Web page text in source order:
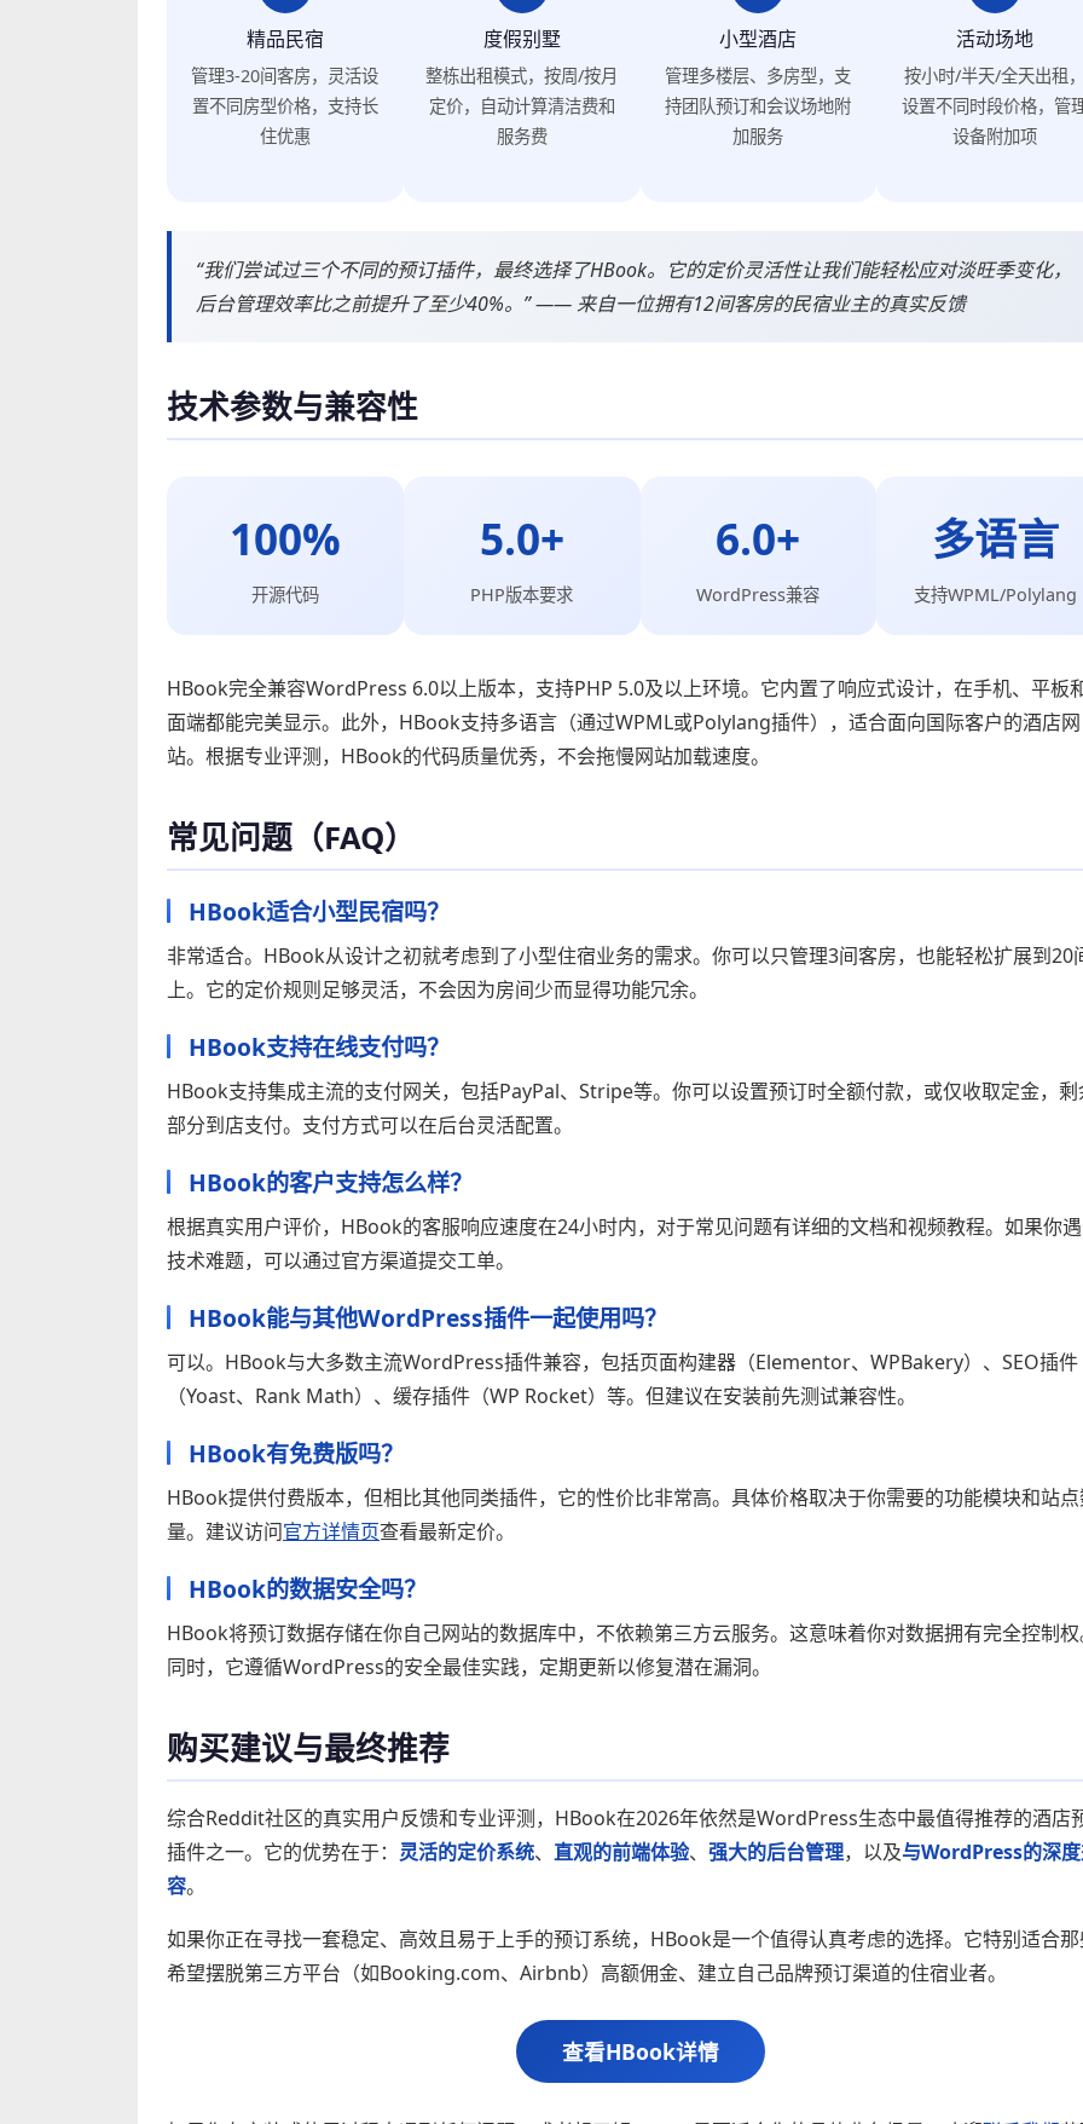
精品民宿
管理3-20间客房，灵活设
置不同房型价格，支持长
住优惠
度假别墅
整栋出租模式，按周/按月
定价，自动计算清洁费和
服务费
小型酒店
管理多楼层、多房型，支
持团队预订和会议场地附
加服务
活动场地
按小时/半天/全天出租，
设置不同时段价格，管
设备附加项
“我们尝试过三个不同的预订插件，最终选择了HBook。它的定价灵活性让我们能轻松应对淡旺季变化，
后台管理效率比之前提升了至少40%。” —— 来自一位拥有12间客房的民宿业主的真实反馈
技术参数与兼容性
100%
开源代码
5.0+
PHP版本要求
6.0+
WordPress兼容
多语言
支持WPML/Polylang
HBook完全兼容WordPress 6.0以上版本，支持PHP 5.0及以上环境。它内置了响应式设计，在手机、平板
面端都能完美显示。此外，HBook支持多语言（通过WPML或Polylang插件），适合面向国际客户的酒店网
站。根据专业评测，HBook的代码质量优秀，不会拖慢网站加载速度。
常见问题（FAQ）
HBook适合小型民宿吗？
非常适合。HBook从设计之初就考虑到了小型住宿业务的需求。你可以只管理3间客房，也能轻松扩展到20
上。它的定价规则足够灵活，不会因为房间少而显得功能冗余。
HBook支持在线支付吗？
HBook支持集成主流的支付网关，包括PayPal、Stripe等。你可以设置预订时全额付款，或仅收取定金，剩
部分到店支付。支付方式可以在后台灵活配置。
HBook的客户支持怎么样？
根据真实用户评价，HBook的客服响应速度在24小时内，对于常见问题有详细的文档和视频教程。如果你
技术难题，可以通过官方渠道提交工单。
HBook能与其他WordPress插件一起使用吗？
可以。HBook与大多数主流WordPress插件兼容，包括页面构建器（Elementor、WPBakery）、SEO插件
（Yoast、Rank Math）、缓存插件（WP Rocket）等。但建议在安装前先测试兼容性。
HBook有免费版吗？
HBook提供付费版本，但相比其他同类插件，它的性价比非常高。具体价格取决于你需要的功能模块和站
量。建议访问官方详情页查看最新定价。
HBook的数据安全吗？
HBook将预订数据存储在你自己网站的数据库中，不依赖第三方云服务。这意味着你对数据拥有完全控制权
同时，它遵循WordPress的安全最佳实践，定期更新以修复潜在漏洞。
购买建议与最终推荐
综合Reddit社区的真实用户反馈和专业评测，HBook在2026年依然是WordPress生态中最值得推荐的酒店
插件之一。它的优势在于： 灵活的定价系统、 直观的前端体验、 强大的后台管理，以及与WordPress的深
容。
如果你正在寻找一套稳定、高效且易于上手的预订系统，HBook是一个值得认真考虑的选择。它特别适合
希望摆脱第三方平台（如Booking.com、Airbnb）高额佣金、建立自己品牌预订渠道的住宿业者。
查看HBook详情